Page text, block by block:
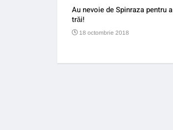
Au nevoie de Spinraza pentru a
trăi!
18 octombrie 2018